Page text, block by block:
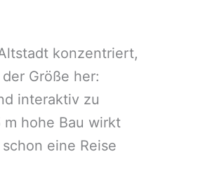
konzentriert,
Größe her:
interaktiv zu
hohe Bau wirkt
eine Reise